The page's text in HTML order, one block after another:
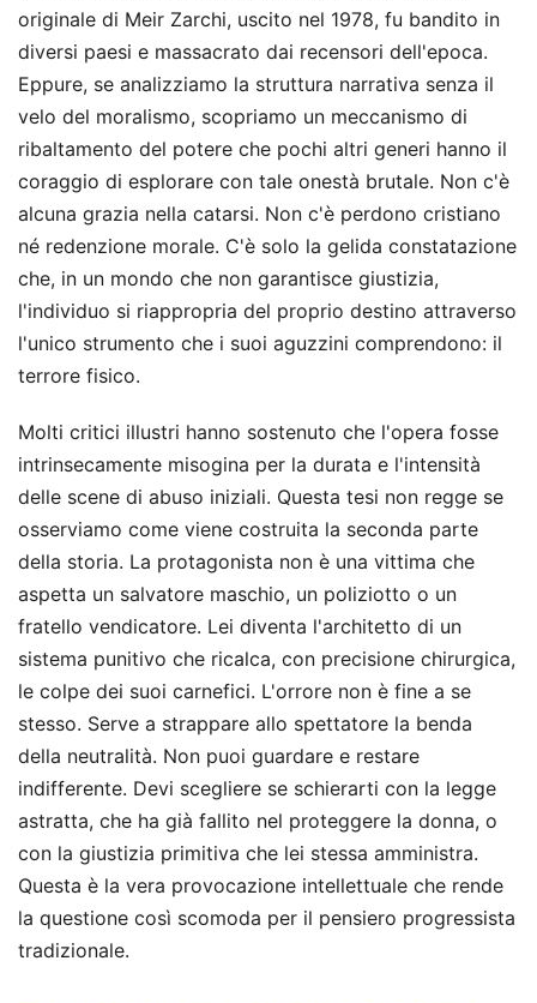
originale di Meir Zarchi, uscito nel 1978, fu bandito in
diversi paesi e massacrato dai recensori dell'epoca.
Eppure, se analizziamo la struttura narrativa senza il
velo del moralismo, scopriamo un meccanismo di
ribaltamento del potere che pochi altri generi hanno il
coraggio di esplorare con tale onestà brutale. Non c'è
alcuna grazia nella catarsi. Non c'è perdono cristiano
né redenzione morale. C'è solo la gelida constatazione
che, in un mondo che non garantisce giustizia,
l'individuo si riappropria del proprio destino attraverso
l'unico strumento che i suoi aguzzini comprendono: il
terrore fisico.
Molti critici illustri hanno sostenuto che l'opera fosse
intrinsecamente misogina per la durata e l'intensità
delle scene di abuso iniziali. Questa tesi non regge se
osserviamo come viene costruita la seconda parte
della storia. La protagonista non è una vittima che
aspetta un salvatore maschio, un poliziotto o un
fratello vendicatore. Lei diventa l'architetto di un
sistema punitivo che ricalca, con precisione chirurgica,
le colpe dei suoi carnefici. L'orrore non è fine a se
stesso. Serve a strappare allo spettatore la benda
della neutralità. Non puoi guardare e restare
indifferente. Devi scegliere se schierarti con la legge
astratta, che ha già fallito nel proteggere la donna, o
con la giustizia primitiva che lei stessa amministra.
Questa è la vera provocazione intellettuale che rende
la questione così scomoda per il pensiero progressista
tradizionale.